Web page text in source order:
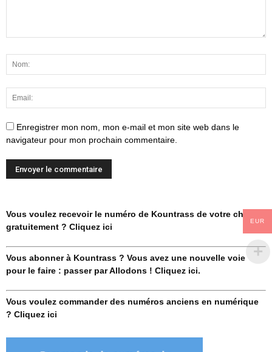
Enregistrer mon nom, mon e-mail et mon site web dans le
navigateur pour mon prochain commentaire.
Vous voulez recevoir le numéro de Kountrass de votre choix
gratuitement ? Cliquez ici
Vous abonner à Kountrass ? Vous avez une nouvelle voie
pour le faire : passer par Allodons ! Cliquez ici.
Vous voulez commander des numéros anciens en numérique
? Cliquez ici
EUR